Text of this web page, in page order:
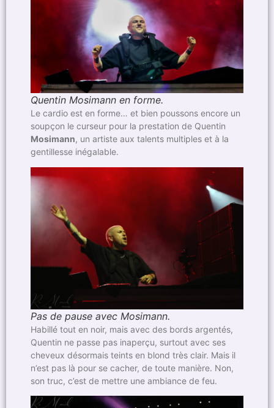
Quentin Mosimann en forme.
Le cardio est en forme… et bien poussons encore un
soupçon le curseur pour la prestation de Quentin
Mosimann, un artiste aux talents multiples et à la
gentillesse inégalable.
Pas de pause avec Mosimann.
Habillé tout en noir, mais avec des bords argentés,
Quentin ne passe pas inaperçu, surtout avec ses
cheveux désormais teints en blond très clair. Mais il
n’est pas là pour se cacher, de toute manière. Non,
son truc, c’est de mettre une ambiance de feu.